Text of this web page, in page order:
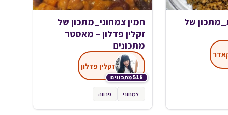
של
חמין צמחוני_מתכון של
זקלין פדלון – מאסטר
מתכונים
518 מתכונים
זקלין פדלון
צמחוני פרווה